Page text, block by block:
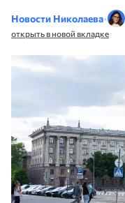
Новости Николаева•
открыть в новой вкладке